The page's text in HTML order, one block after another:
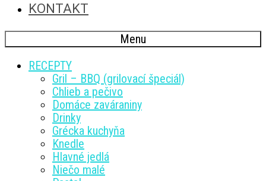
KONTAKT
Menu
RECEPTY
Gril – BBQ (grilovací špeciál)
Chlieb a pečivo
Domáce zaváraniny
Drinky
Grécka kuchyňa
Knedle
Hlavné jedlá
Niečo malé